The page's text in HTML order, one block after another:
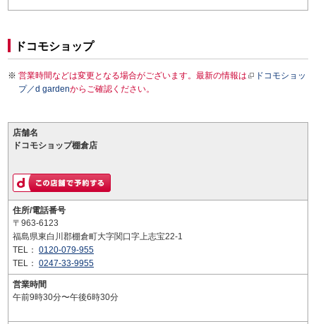
ドコモショップ
営業時間などは変更となる場合がございます。最新の情報は
ドコモショッ
プ／d gardenからご確認ください。
店舗名
ドコモショップ棚倉店
住所/電話番号
〒963-6123
福島県東白川郡棚倉町大字関口字上志宝22-1
TEL： 0120-079-955
TEL： 0247-33-9955
営業時間
午前9時30分〜午後6時30分